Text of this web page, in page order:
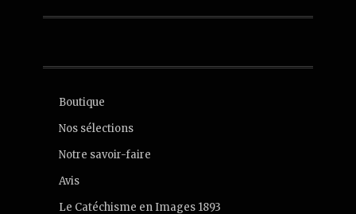
Boutique
Nos sélections
Notre savoir-faire
Avis
Le Catéchisme en Images 1893